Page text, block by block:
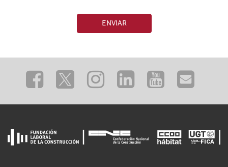
ENVIAR